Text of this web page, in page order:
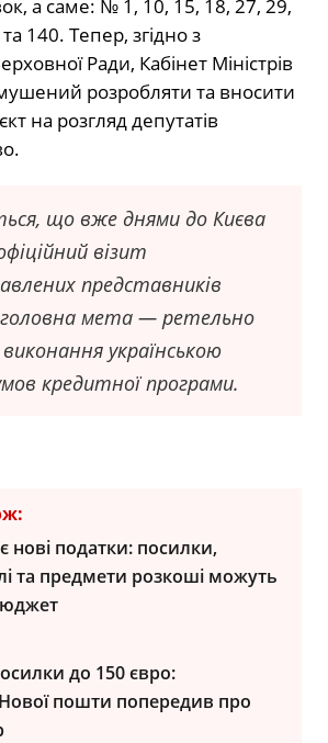
а саме: № 1, 10, 15, 18, 27, 29,
140. Тепер, згідно з
Ради, Кабінет Міністрів
розробляти та вносити
на розгляд депутатів
що вже днями до Києва
візит
представників
головна мета — ретельно
українською
кредитної програми.
нові податки: посилки,
та предмети розкоші можуть
до 150 євро:
пошти попередив про